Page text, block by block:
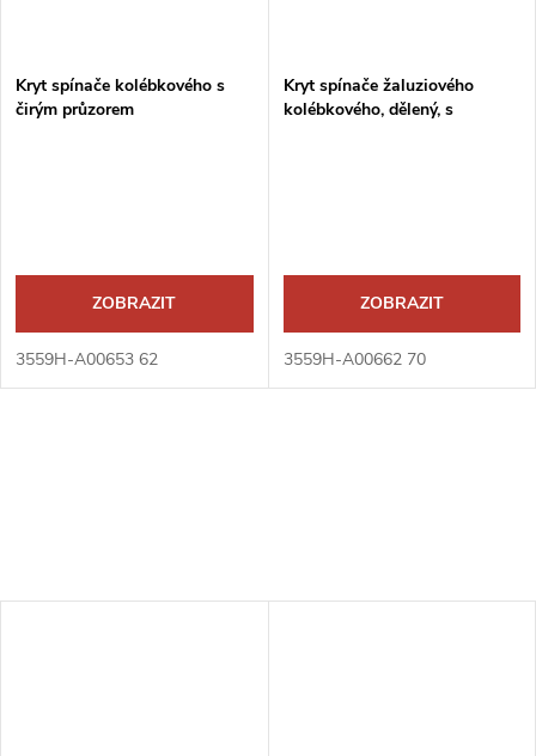
Kryt spínače kolébkového s
čirým průzorem
ZOBRAZIT
3559H-A00653 62
Kryt spínače žaluziového
kolébkového, dělený, s
ZOBRAZIT
3559H-A00662 70